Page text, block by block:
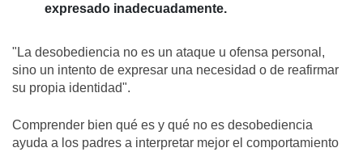
expresado inadecuadamente.
"La desobediencia no es un ataque u ofensa personal,
sino un intento de expresar una necesidad o de reafirmar
su propia identidad".
Comprender bien qué es y qué no es desobediencia
ayuda a los padres a interpretar mejor el comportamiento